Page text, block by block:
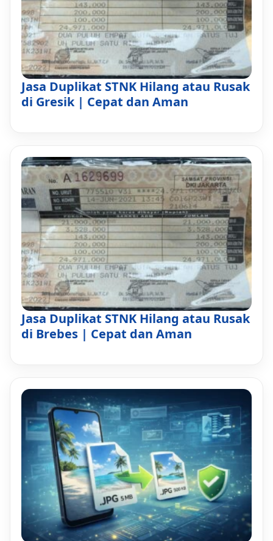
Jasa Duplikat STNK Hilang atau Rusak
di Gresik | Cepat dan Aman
Jasa Duplikat STNK Hilang atau Rusak
di Brebes | Cepat dan Aman